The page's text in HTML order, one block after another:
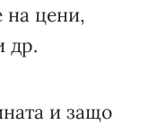
на цени,
др.
и защо